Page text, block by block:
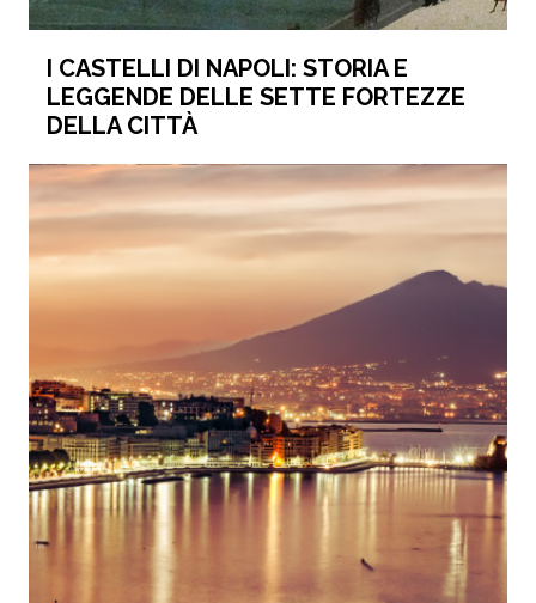
I CASTELLI DI NAPOLI: STORIA E
LEGGENDE DELLE SETTE FORTEZZE
DELLA CITTÀ